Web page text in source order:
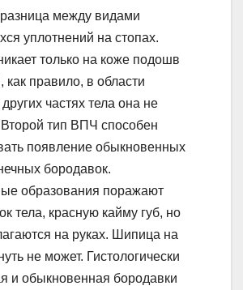
между видами
уплотнений на стопах.
только на коже подошв
как правило, в области
частях тела она не
тип ВПЧ способен
появление обыкновенных
бородавок.
образования поражают
тела, красную кайму губ, но
на руках. Шипица на
не может. Гистологически
и обыкновенная бородавки